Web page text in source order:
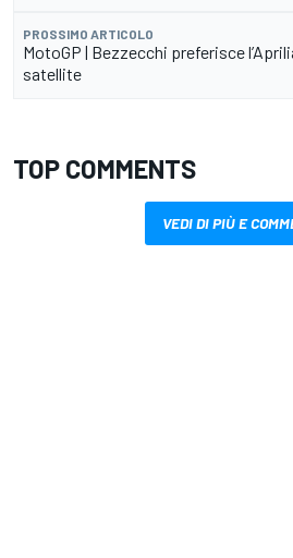
PROSSIMO ARTICOLO
MotoGP | Bezzecchi preferisce
satellite
TOP COMMENTS
VEDI DI PIÙ E